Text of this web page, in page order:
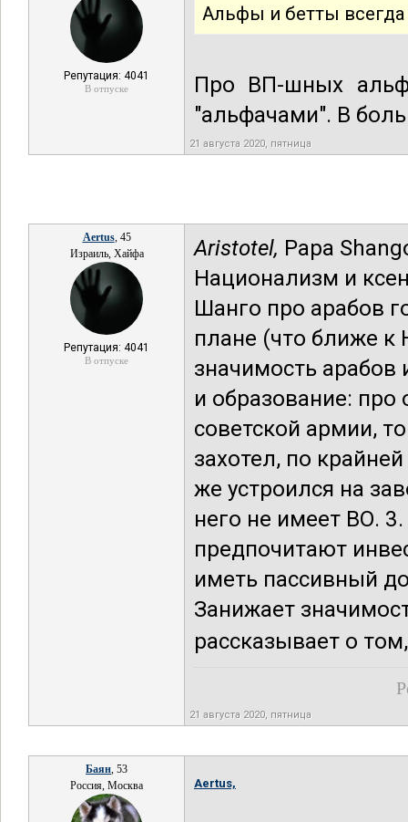
Репутация: 4041
В отпуске
Альфы и бетты
Про ВП-шных
"альфачами". В
21 августа 2020, пятница
Aertus, 45
Израиль, Хайфа
Репутация: 4041
В отпуске
Aristotel, Papa
Национализм и
Шанго про арабов
плане (что ближе к
значимость арабов
и образование:
советской армии,
захотел, по
же устроился на
него не имеет ВО.
предпочитают
иметь пассивный
Занижает
рассказывает о
21 августа 2020, пятница
Баян, 53
Россия, Москва
Aertus,